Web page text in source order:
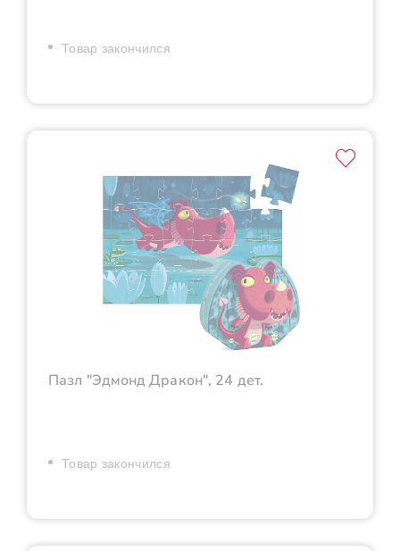
Товар закончился
Пазл "Эдмонд Дракон", 24 дет.
Товар закончился